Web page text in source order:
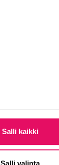
Salli kaikki